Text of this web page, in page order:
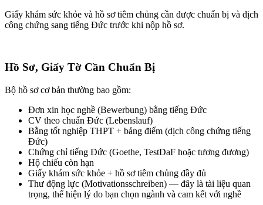
Giấy khám sức khỏe và hồ sơ tiêm chủng cần được chuẩn bị và dịch
công chứng sang tiếng Đức trước khi nộp hồ sơ.
Hồ Sơ, Giấy Tờ Cần Chuẩn Bị
Bộ hồ sơ cơ bản thường bao gồm:
Đơn xin học nghề (Bewerbung) bằng tiếng Đức
CV theo chuẩn Đức (Lebenslauf)
Bằng tốt nghiệp THPT + bảng điểm (dịch công chứng tiếng
Đức)
Chứng chỉ tiếng Đức (Goethe, TestDaF hoặc tương đương)
Hộ chiếu còn hạn
Giấy khám sức khỏe + hồ sơ tiêm chủng đầy đủ
Thư động lực (Motivationsschreiben) — đây là tài liệu quan
trọng, thể hiện lý do bạn chọn ngành và cam kết với nghề